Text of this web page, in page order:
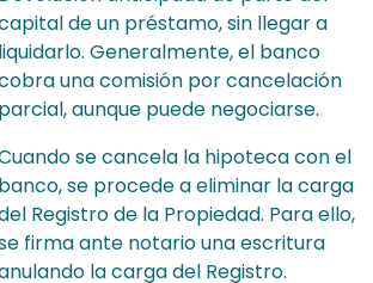
de un préstamo, sin llegar a
liquidarlo. Generalmente, el banco
una comisión por cancelación
parcial, aunque puede negociarse.
se cancela la hipoteca con el
banco, se procede a eliminar la carga
Registro de la Propiedad. Para ello,
firma ante notario una escritura
la carga del Registro.